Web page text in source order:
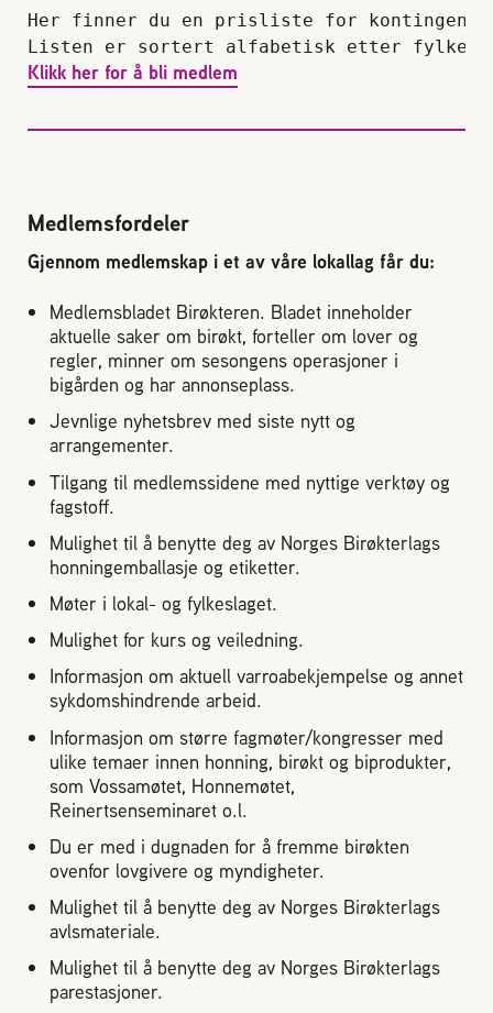
Finn fylkes- og lokallag
Nyheter
Aktivitetskalender
Plassering av bigård
Sjekkliste for kjøp og salg av bier
Sykdom hos bier
Sukkeravgiftsrefusjon
Norges Birøkterlags standpunkt
Min side (Rubic)
Dampsagveien 14
2004 Lillestrøm
TEL 63 94 20 80
post@norbi.no
Her finner du en prisliste for
Listen er sortert alfabetisk etter
Klikk her for å bli medlem
Medlemsfordeler
Gjennom medlemskap i et av våre lokallag får du:
Medlemsbladet Birøkteren. Bladet inneholder
aktuelle saker om birøkt, forteller om lover og
regler, minner om sesongens operasjoner i
bigården og har annonseplass.
Jevnlige nyhetsbrev med siste nytt og
arrangementer.
Tilgang til medlemssidene med nyttige verktøy og
fagstoff.
Mulighet til å benytte deg av Norges Birøkterlags
honningemballasje og etiketter.
Møter i lokal- og fylkeslaget.
Mulighet for kurs og veiledning.
Informasjon om aktuell varroabekjempelse og annet
sykdomshindrende arbeid.
Informasjon om større fagmøter/kongresser med
ulike temaer innen honning, birøkt og biprodukter,
som Vossamøtet, Honnemøtet,
Reinertsenseminaret o.l.
Du er med i dugnaden for å fremme birøkten
ovenfor lovgivere og myndigheter.
Mulighet til å benytte deg av Norges Birøkterlags
avlsmateriale.
Mulighet til å benytte deg av Norges Birøkterlags
parestasjoner.